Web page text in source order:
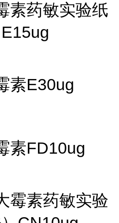
素药敏实验纸
素E30ug
素FD10ug
霉素药敏实验